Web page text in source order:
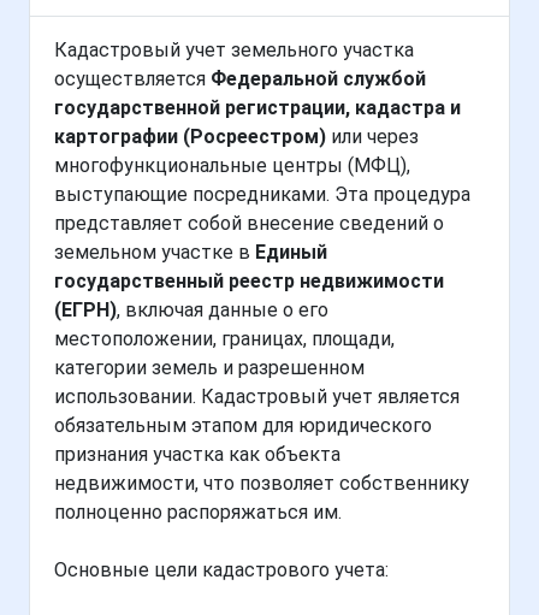
Кадастровый учет земельного участка
осуществляется Федеральной службой
государственной регистрации, кадастра и
картографии (Росреестром) или через
многофункциональные центры (МФЦ),
выступающие посредниками. Эта процедура
представляет собой внесение сведений о
земельном участке в Единый
государственный реестр недвижимости
(ЕГРН), включая данные о его
местоположении, границах, площади,
категории земель и разрешенном
использовании. Кадастровый учет является
обязательным этапом для юридического
признания участка как объекта
недвижимости, что позволяет собственнику
полноценно распоряжаться им.
Основные цели кадастрового учета: